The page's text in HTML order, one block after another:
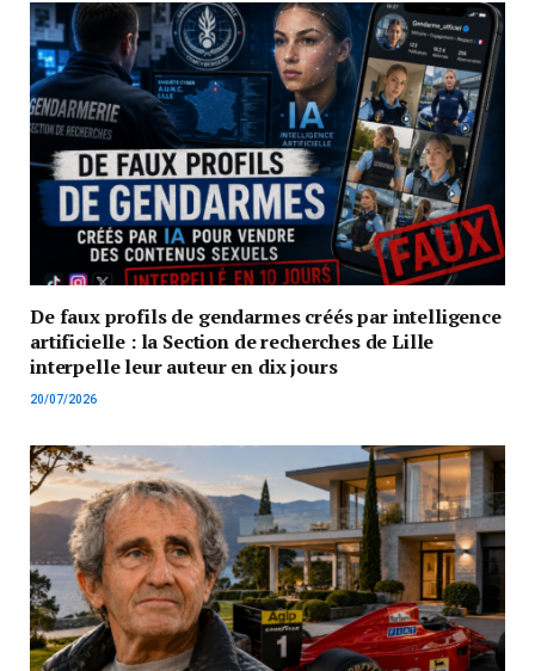
De faux profils de gendarmes créés par intelligence
artificielle : la Section de recherches de Lille
interpelle leur auteur en dix jours
20/07/2026